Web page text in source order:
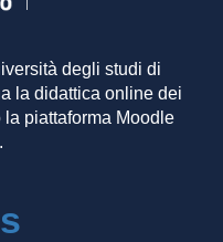
degli studi di
la didattica online dei
piattaforma Moodle